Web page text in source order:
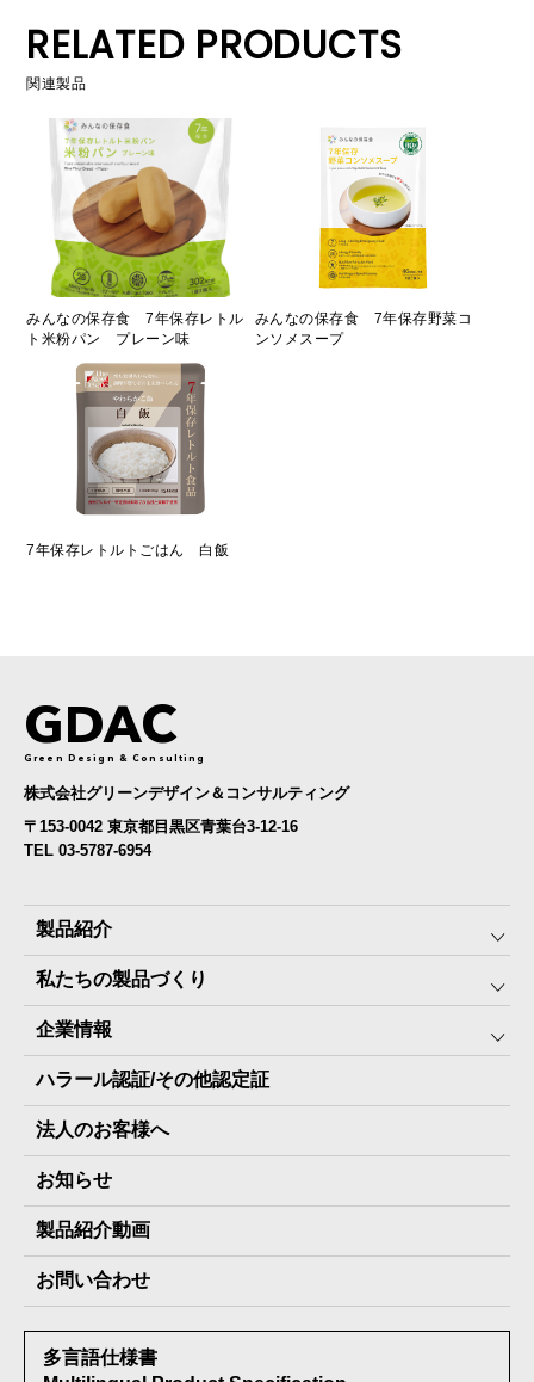
RELATED PRODUCTS
関連製品
みんなの保存食 7年保存レトル
ト米粉パン プレーン味
みんなの保存食 7年保存野菜コ
ンソメスープ
7年保存レトルトごはん 白飯
GDAC
Green Design & Consulting
株式会社グリーンデザイン＆コンサルティング
〒153-0042 東京都目黒区青葉台3-12-16
TEL 03-5787-6954
製品紹介
みんなの保存⾷
The Next Dekade10年保存
The Next Dekade7年保存
JARAペットフード7年保存
その他製品
私たちの製品づくり
SDGSへの取り組み
JARA(ペット⽤防災備蓄⾷)について
地産地消パッケージについて
企業情報
社⻑ご挨拶
スタッフ紹介
会社概要
製品納入実績
情報セキュリティ基本方針
受賞歴
ハラール認証/その他認定証
法人のお客様へ
お知らせ
製品紹介動画
お問い合わせ
多言語仕様書